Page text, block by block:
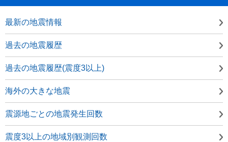
最新の地震情報
過去の地震履歴
過去の地震履歴(震度3以上)
海外の大きな地震
震源地ごとの地震発生回数
震度3以上の地域別観測回数